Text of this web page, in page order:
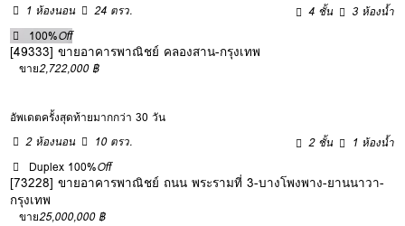
1 ห้องนอน
24 ตรว. 4 ชั้น
3 ห้องน้ำ
100%Off
[49333] ขายอาคารพาณิชย์ คลองสาน-กรุงเทพ
ขาย2,722,000 ฿
อัพเดตครั้งสุดท้ายมากกว่า 30 วัน
2 ห้องนอน
10 ตรว. 2 ชั้น
1 ห้องน้ำ
Duplex 100%Off
[73228] ขายอาคารพาณิชย์ ถนน พระรามที่ 3-บางโพงพาง-ยานนาวา-
กรุงเทพ
ขาย25,000,000 ฿